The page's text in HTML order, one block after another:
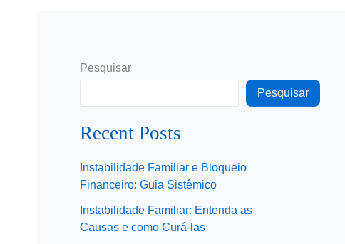
Pesquisar
Pesquisar
Recent Posts
Instabilidade Familiar e Bloqueio
Financeiro: Guia Sistêmico
Instabilidade Familiar: Entenda as
Causas e como Curá-las